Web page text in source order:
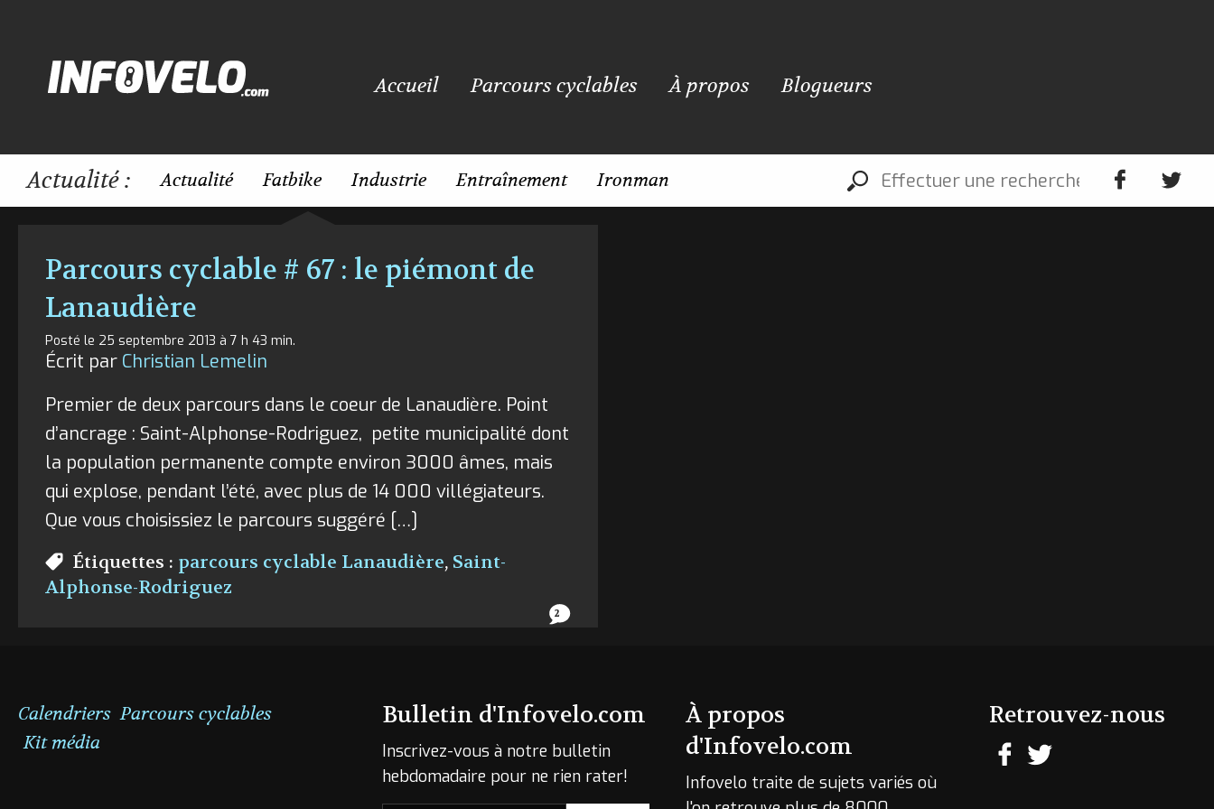
Accueil Parcours cyclables À propos Blogueurs
Actualité : Actualité Fatbike Industrie Entraînement Ironman
Parcours cyclable # 67 : le piémont de
Lanaudière
Posté le 25 septembre 2013 à 7 h 43 min.
Écrit par Christian Lemelin
Premier de deux parcours dans le coeur de Lanaudière. Point
d’ancrage : Saint-Alphonse-Rodriguez, petite municipalité dont
la population permanente compte environ 3000 âmes, mais
qui explose, pendant l’été, avec plus de 14 000 villégiateurs.
Que vous choisissiez le parcours suggéré […]
Étiquettes : parcours cyclable Lanaudière, Saint-
Alphonse-Rodriguez
2
Calendriers Parcours cyclables
Kit média
Bulletin d'Infovelo.com
Inscrivez-vous à notre bulletin
hebdomadaire pour ne rien rater!
À propos
d'Infovelo.com
Infovelo traite de sujets variés où
Retrouvez-nous